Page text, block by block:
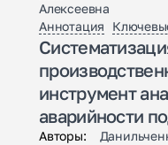
Алексеевна
Аннотация
инструмент
аварийности
Авторы: